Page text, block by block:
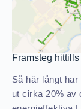
Framsteg hittills
Så här långt
ut cirka 20% av